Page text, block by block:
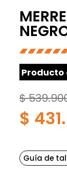
$
$
Guía de